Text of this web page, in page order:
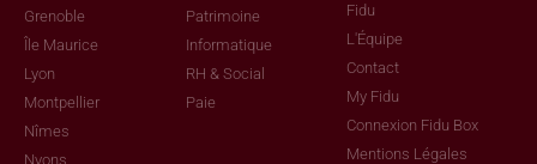
Grenoble
Île Maurice
Lyon
Montpellier
Nîmes
Nyons
Patrimoine
Informatique
RH & Social
Paie
Fidu
L'Équipe
Contact
My Fidu
Connexion Fidu Box
Mentions Légales